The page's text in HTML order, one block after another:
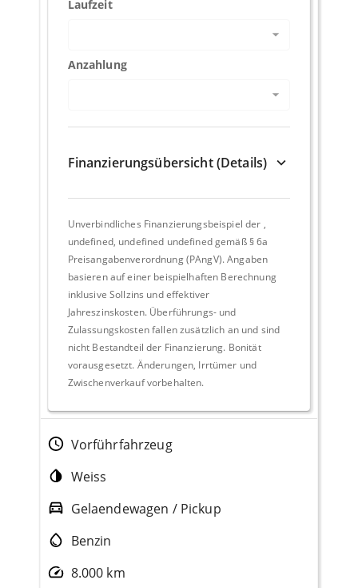
Laufzeit
Anzahlung
Finanzierungsübersicht (Details)
Unverbindliches Finanzierungsbeispiel der ,
undefined, undefined undefinedgemäß § 6a
Preisangabenverordnung (PAngV). Angaben
basieren auf einer beispielhaften Berechnung
inklusive Sollzins und effektiver
Jahreszinskosten. Überführungs- und
Zulassungskosten fallen zusätzlich an und sind
nicht Bestandteil der Finanzierung. Bonität
vorausgesetzt. Änderungen, Irrtümer und
Zwischenverkauf vorbehalten.
Vorführfahrzeug
Weiss
Gelaendewagen / Pickup
Benzin
8.000 km